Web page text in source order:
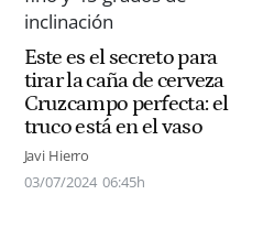
Este es el secreto para
tirar la caña de cerveza
Cruzcampo perfecta: el
truco está en el vaso
Javi Hierro
03/07/2024 06:45h